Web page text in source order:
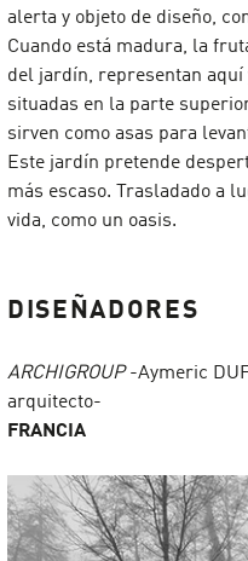
alerta y objeto de diseño,
Cuando está madura, la
del jardín, representan
situadas en la parte
sirven como asas para
Este jardín pretende
más escaso. Trasladado a
vida, como un oasis.
DISEÑADORES
ARCHIGROUP-Aymeric
arquitecto-
FRANCIA